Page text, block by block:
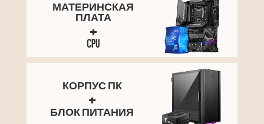
МАТЕРИНСКАЯ
ПЛАТА
+
CPU
КОРПУС ПК
+
БЛОК ПИТАНИЯ